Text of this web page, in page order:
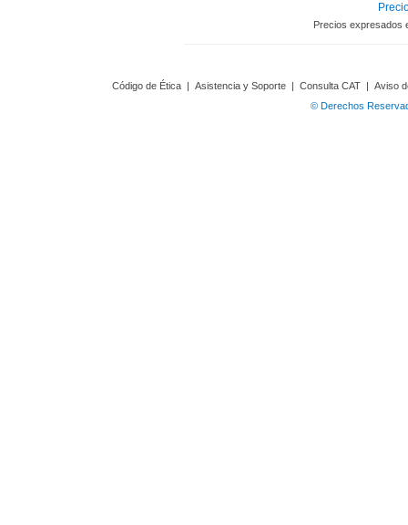
Precios expresados
Código de Ética | Asistencia y Soporte | Consulta CAT | Aviso
© Derechos